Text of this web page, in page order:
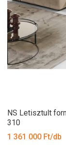
NS Letisztult
310
1 361 000 Ft/db